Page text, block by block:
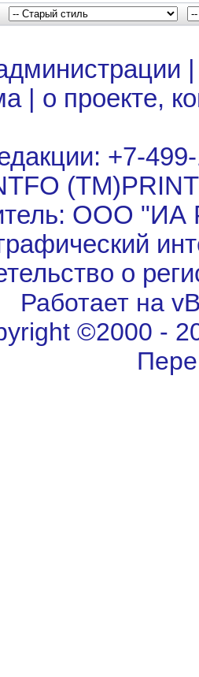
| о проекте,
+7-
ООО "ИА
о
Работает на
©2000 -